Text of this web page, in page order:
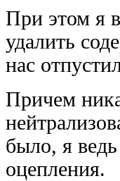
При этом я
удалить
нас
Причем
было, я
оцепления.